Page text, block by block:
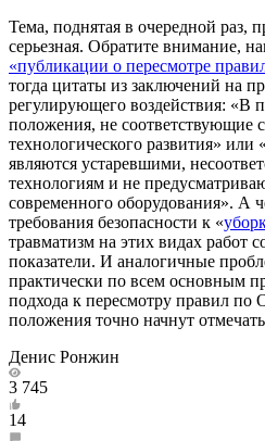
Тема, поднятая в очередной раз,
серьезная. Обратите внимание,
«публикации о пересмотре
тогда цитаты из заключений на
регулирующего воздействия: «В
положения, не соответствующие
технологического развития» или
являются устаревшими,
технологиям и не
современного оборудования». А
требования безопасности к «
травматизм на этих видах работ
показатели. И аналогичные
практически по всем основным
подхода к пересмотру правил по
положения точно начнут
Денис Ронжин
3 745
14